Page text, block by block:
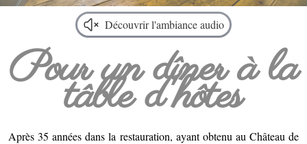
Découvrir l'ambiance audio
Pour un dîner à la
tâble d'hôtes
Après 35 années dans la restauration, ayant obtenu au Château de